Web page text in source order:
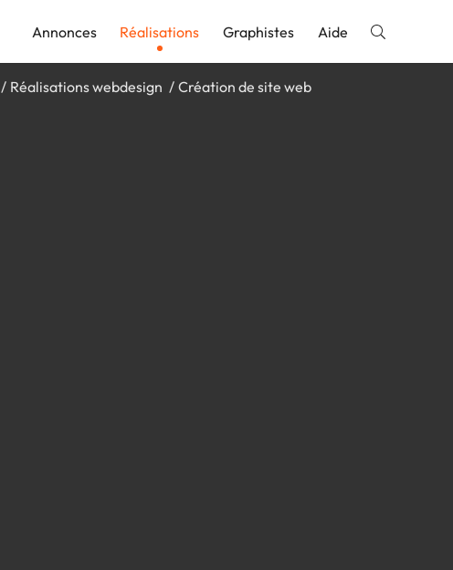
Annonces Réalisations Graphistes Aide
Réalisations webdesign Création de site web